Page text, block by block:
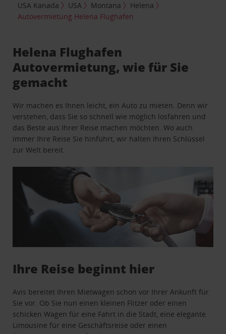
USA Kanada
USA Montana
Helena
Autovermietung Helena Flughafen
Helena Flughafen
Autovermietung, wie für Sie
gemacht
Wir machen es Ihnen leicht, ein Auto zu mieten. Denn wir
verstehen, dass Sie so schnell wie möglich losfahren und
das Beste aus Ihrer Reise machen möchten. Wo auch
immer Ihre Reise Sie hinführt, wir halten Ihren Schlüssel
zur Welt bereit.
Ihre Reise beginnt hier
Avis bereitet Ihren Mietwagen schon vor Ihrer Ankunft für
Sie vor. Ob Sie nun einen kleinen Flitzer oder einen
schicken Wagen für eine Fahrt in die Stadt, eine elegante
Limousine für eine Geschäftsreise oder einen